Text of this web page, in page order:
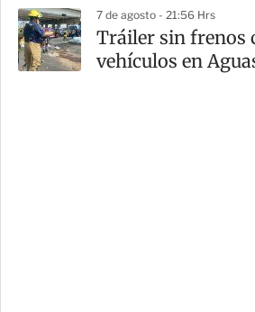
7 de agosto - 21:56 Hrs
Tráiler sin frenos
vehículos en